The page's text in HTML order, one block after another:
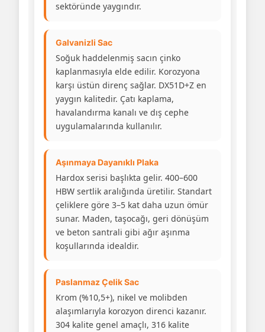
sektöründe yaygındır.
Galvanizli Sac
Soğuk haddelenmiş sacın çinko
kaplanmasıyla elde edilir. Korozyona
karşı üstün direnç sağlar. DX51D+Z en
yaygın kalitedir. Çatı kaplama,
havalandırma kanalı ve dış cephe
uygulamalarında kullanılır.
Aşınmaya Dayanıklı Plaka
Hardox serisi başlıkta gelir. 400–600
HBW sertlik aralığında üretilir. Standart
çeliklere göre 3–5 kat daha uzun ömür
sunar. Maden, taşocağı, geri dönüşüm
ve beton santrali gibi ağır aşınma
koşullarında idealdir.
Paslanmaz Çelik Sac
Krom (%10,5+), nikel ve molibden
alaşımlarıyla korozyon direnci kazanır.
304 kalite genel amaçlı, 316 kalite